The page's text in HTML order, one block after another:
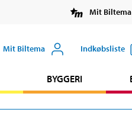
Mit Biltema
Mit Biltema Indkøbsliste
BYGGERI